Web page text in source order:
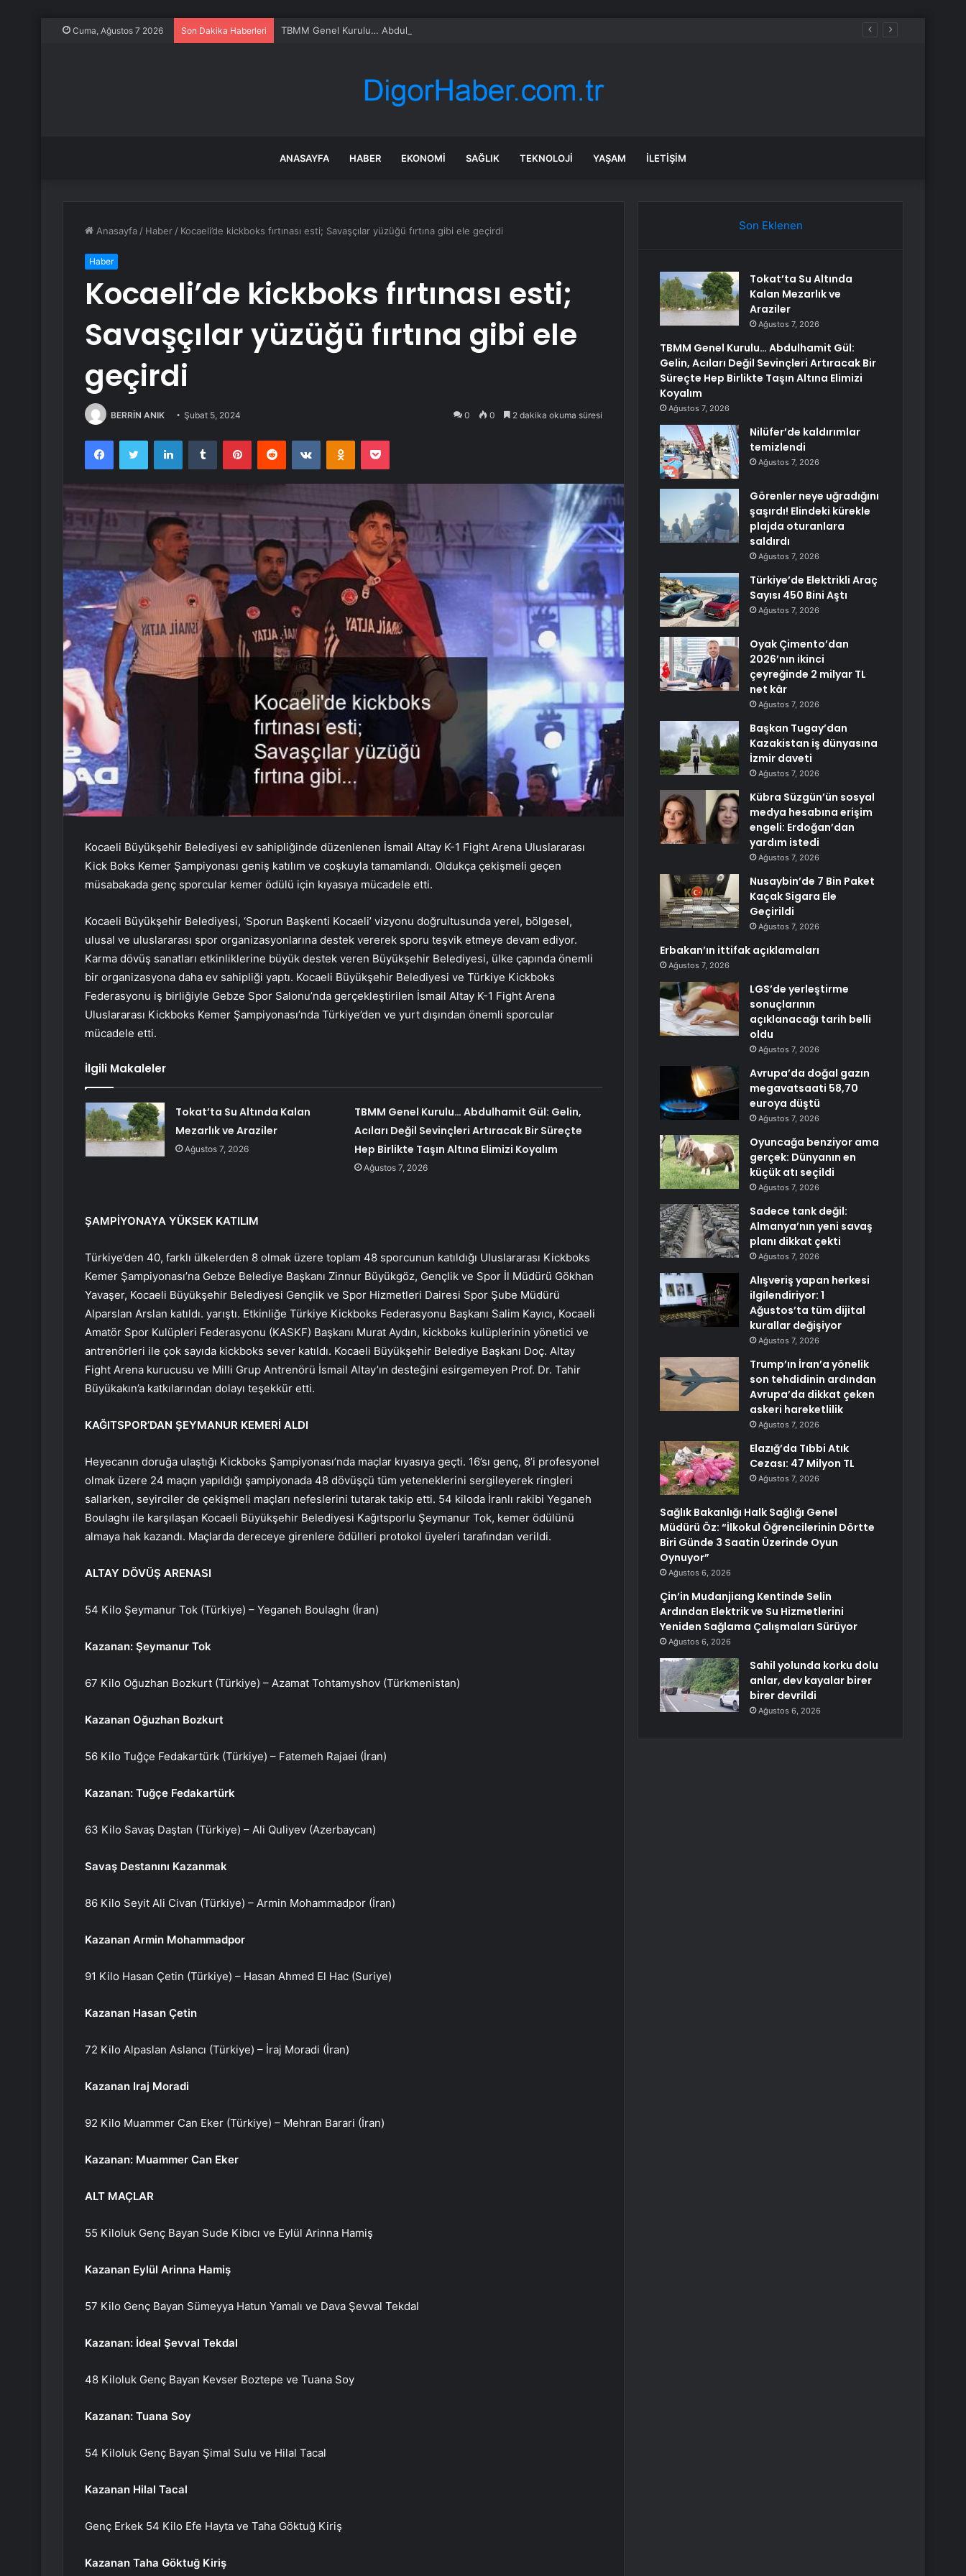
Cuma, Ağustos 7 2026 Son Dakika Haberleri TBMM Genel Kurulu… Abdulhamit Gül: Gelin, Acıları Değil Sevinçleri Artıracak Bir Süreçte Hep Birlikte Taşın Altına Elimizi Koyalım
ANASAYFA HABER EKONOMI SAĞLIK TEKNOLOJI YAŞAM İLETIŞIM
Anasayfa / Haber / Kocaeli’de kickboks fırtınası esti; Savaşçılar yüzüğü fırtına gibi ele geçirdi
Haber
Kocaeli’de kickboks fırtınası esti;
Savaşçılar yüzüğü fırtına gibi ele
geçirdi
BERRİN ANIK Şubat 5, 2024 0 0 2 dakika okuma süresi
FacebookTwitter LinkedInTumblr PinterestReddit VKontakteOdnoklassniki
Pocket
Kocaeli Büyükşehir Belediyesi ev sahipliğinde düzenlenen İsmail Altay K-1 Fight Arena Uluslararası
Kick Boks Kemer Şampiyonası geniş katılım ve coşkuyla tamamlandı. Oldukça çekişmeli geçen
müsabakada genç sporcular kemer ödülü için kıyasıya mücadele etti.
Kocaeli Büyükşehir Belediyesi, ‘Sporun Başkenti Kocaeli’ vizyonu doğrultusunda yerel, bölgesel,
ulusal ve uluslararası spor organizasyonlarına destek vererek sporu teşvik etmeye devam ediyor.
Karma dövüş sanatları etkinliklerine büyük destek veren Büyükşehir Belediyesi, ülke çapında önemli
bir organizasyona daha ev sahipliği yaptı. Kocaeli Büyükşehir Belediyesi ve Türkiye Kickboks
Federasyonu iş birliğiyle Gebze Spor Salonu’nda gerçekleştirilen İsmail Altay K-1 Fight Arena
Uluslararası Kickboks Kemer Şampiyonası’nda Türkiye’den ve yurt dışından önemli sporcular
mücadele etti.
İlgili Makaleler
Tokat’ta Su Altında Kalan
Mezarlık ve Araziler
Ağustos 7, 2026
TBMM Genel Kurulu… Abdulhamit Gül: Gelin,
Acıları Değil Sevinçleri Artıracak Bir Süreçte
Hep Birlikte Taşın Altına Elimizi Koyalım
Ağustos 7, 2026
ŞAMPİYONAYA YÜKSEK KATILIM
Türkiye’den 40, farklı ülkelerden 8 olmak üzere toplam 48 sporcunun katıldığı Uluslararası Kickboks
Kemer Şampiyonası’na Gebze Belediye Başkanı Zinnur Büyükgöz, Gençlik ve Spor İl Müdürü Gökhan
Yavaşer, Kocaeli Büyükşehir Belediyesi Gençlik ve Spor Hizmetleri Dairesi Spor Şube Müdürü
Alparslan Arslan katıldı. yarıştı. Etkinliğe Türkiye Kickboks Federasyonu Başkanı Salim Kayıcı, Kocaeli
Amatör Spor Kulüpleri Federasyonu (KASKF) Başkanı Murat Aydın, kickboks kulüplerinin yönetici ve
antrenörleri ile çok sayıda kickboks sever katıldı. Kocaeli Büyükşehir Belediye Başkanı Doç. Altay
Fight Arena kurucusu ve Milli Grup Antrenörü İsmail Altay’ın desteğini esirgemeyen Prof. Dr. Tahir
Büyükakın’a katkılarından dolayı teşekkür etti.
KAĞITSPOR’DAN ŞEYMANUR KEMERİ ALDI
Heyecanın doruğa ulaştığı Kickboks Şampiyonası’nda maçlar kıyasıya geçti. 16’sı genç, 8’i profesyonel
olmak üzere 24 maçın yapıldığı şampiyonada 48 dövüşçü tüm yeteneklerini sergileyerek ringleri
sallarken, seyirciler de çekişmeli maçları nefeslerini tutarak takip etti. 54 kiloda İranlı rakibi Yeganeh
Boulaghı ile karşılaşan Kocaeli Büyükşehir Belediyesi Kağıtsporlu Şeymanur Tok, kemer ödülünü
almaya hak kazandı. Maçlarda dereceye girenlere ödülleri protokol üyeleri tarafından verildi.
ALTAY DÖVÜŞ ARENASI
54 Kilo Şeymanur Tok (Türkiye) – Yeganeh Boulaghı (İran)
Kazanan: Şeymanur Tok
67 Kilo Oğuzhan Bozkurt (Türkiye) – Azamat Tohtamyshov (Türkmenistan)
Kazanan Oğuzhan Bozkurt
56 Kilo Tuğçe Fedakartürk (Türkiye) – Fatemeh Rajaei (İran)
Kazanan: Tuğçe Fedakartürk
63 Kilo Savaş Daştan (Türkiye) – Ali Quliyev (Azerbaycan)
Savaş Destanını Kazanmak
86 Kilo Seyit Ali Civan (Türkiye) – Armin Mohammadpor (İran)
Kazanan Armin Mohammadpor
91 Kilo Hasan Çetin (Türkiye) – Hasan Ahmed El Hac (Suriye)
Kazanan Hasan Çetin
72 Kilo Alpaslan Aslancı (Türkiye) – İraj Moradi (İran)
Kazanan Iraj Moradi
92 Kilo Muammer Can Eker (Türkiye) – Mehran Barari (İran)
Kazanan: Muammer Can Eker
ALT MAÇLAR
55 Kiloluk Genç Bayan Sude Kibıcı ve Eylül Arinna Hamiş
Kazanan Eylül Arinna Hamiş
57 Kilo Genç Bayan Sümeyya Hatun Yamalı ve Dava Şevval Tekdal
Kazanan: İdeal Şevval Tekdal
48 Kiloluk Genç Bayan Kevser Boztepe ve Tuana Soy
Kazanan: Tuana Soy
54 Kiloluk Genç Bayan Şimal Sulu ve Hilal Tacal
Kazanan Hilal Tacal
Genç Erkek 54 Kilo Efe Hayta ve Taha Göktuğ Kiriş
Kazanan Taha Göktuğ Kiriş
Son Eklenen
Tokat’ta Su Altında
Kalan Mezarlık ve
Araziler
Ağustos 7, 2026
TBMM Genel Kurulu… Abdulhamit Gül:
Gelin, Acıları Değil Sevinçleri Artıracak Bir
Süreçte Hep Birlikte Taşın Altına Elimizi
Koyalım
Ağustos 7, 2026
Nilüfer’de kaldırımlar
temizlendi
Ağustos 7, 2026
Görenler neye uğradığını
şaşırdı! Elindeki kürekle
plajda oturanlara
saldırdı
Ağustos 7, 2026
Türkiye’de Elektrikli Araç
Sayısı 450 Bini Aştı
Ağustos 7, 2026
Oyak Çimento’dan
2026’nın ikinci
çeyreğinde 2 milyar TL
net kâr
Ağustos 7, 2026
Başkan Tugay’dan
Kazakistan iş dünyasına
İzmir daveti
Ağustos 7, 2026
Kübra Süzgün’ün sosyal
medya hesabına erişim
engeli: Erdoğan’dan
yardım istedi
Ağustos 7, 2026
Nusaybin’de 7 Bin Paket
Kaçak Sigara Ele
Geçirildi
Ağustos 7, 2026
Erbakan’ın ittifak açıklamaları
Ağustos 7, 2026
LGS’de yerleştirme
sonuçlarının
açıklanacağı tarih belli
oldu
Ağustos 7, 2026
Avrupa’da doğal gazın
megavatsaati 58,70
euroya düştü
Ağustos 7, 2026
Oyuncağa benziyor ama
gerçek: Dünyanın en
küçük atı seçildi
Ağustos 7, 2026
Sadece tank değil:
Almanya’nın yeni savaş
planı dikkat çekti
Ağustos 7, 2026
Alışveriş yapan herkesi
ilgilendiriyor: 1
Ağustos’ta tüm dijital
kurallar değişiyor
Ağustos 7, 2026
Trump’ın İran’a yönelik
son tehdidinin ardından
Avrupa’da dikkat çeken
askeri hareketlilik
Ağustos 7, 2026
Elazığ’da Tıbbi Atık
Cezası: 47 Milyon TL
Ağustos 7, 2026
Sağlık Bakanlığı Halk Sağlığı Genel
Müdürü Öz: “İlkokul Öğrencilerinin Dörtte
Biri Günde 3 Saatin Üzerinde Oyun
Oynuyor”
Ağustos 6, 2026
Çin’in Mudanjiang Kentinde Selin
Ardından Elektrik ve Su Hizmetlerini
Yeniden Sağlama Çalışmaları Sürüyor
Ağustos 6, 2026
Sahil yolunda korku dolu
anlar, dev kayalar birer
birer devrildi
Ağustos 6, 2026